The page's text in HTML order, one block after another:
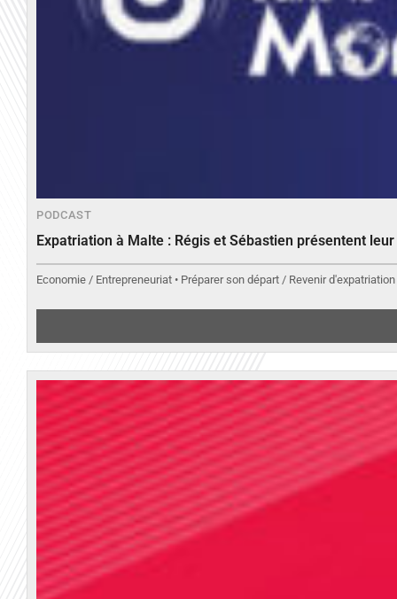
PODCAST
Expatriation à Malte : Régis et Sébastien présentent
Economie / Entrepreneuriat • Préparer son départ / Revenir d'expatriation